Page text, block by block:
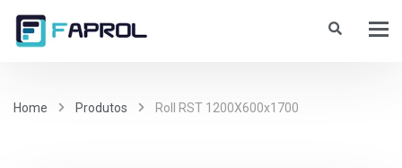
Home Produtos Roll RST 1200X600x1700